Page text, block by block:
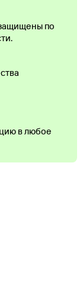
по
в любое